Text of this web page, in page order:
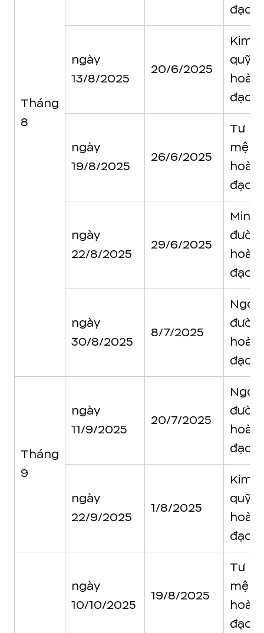
Tháng
8
đạo
ngày
13/8/2025
20/6/2025
Kim
quỹ
đạo
ngày
19/8/2025
26/6/2025
Tư
mệnh
đạo
ngày
22/8/2025
29/6/2025
Minh
đạo
ngày
30/8/2025
8/7/2025
Ngọc
đạo
Tháng
9
ngày
11/9/2025
20/7/2025
Ngọc
đạo
ngày
22/9/2025
1/8/2025
Kim
quỹ
đạo
ngày
10/10/2025
19/8/2025
Tư
mệnh
đạo